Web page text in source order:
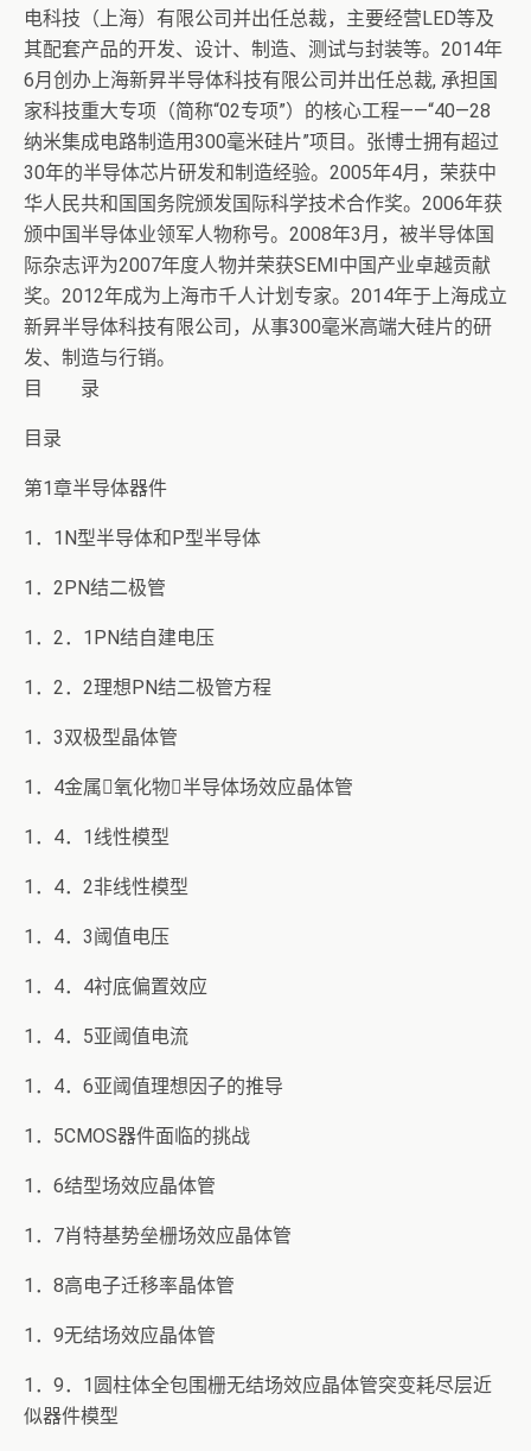
电科技（上海）有限公司并出任总裁，主要经营LED等及
其配套产品的开发、设计、制造、测试与封装等。2014年
6月创办上海新昇半导体科技有限公司并出任总裁, 承担国
家科技重大专项（简称“02专项”）的核心工程——“40—28
纳米集成电路制造用300毫米硅片”项目。张博士拥有超过
30年的半导体芯片研发和制造经验。2005年4月，荣获中
华人民共和国国务院颁发国际科学技术合作奖。2006年获
颁中国半导体业领军人物称号。2008年3月，被半导体国
际杂志评为2007年度人物并荣获SEMI中国产业卓越贡献
奖。2012年成为上海市千人计划专家。2014年于上海成立
新昇半导体科技有限公司，从事300毫米高端大硅片的研
发、制造与行销。
目 录
目录
第1章半导体器件
1．1N型半导体和P型半导体
1．2PN结二极管
1．2．1PN结自建电压
1．2．2理想PN结二极管方程
1．3双极型晶体管
1．4金属氧化物半导体场效应晶体管
1．4．1线性模型
1．4．2非线性模型
1．4．3阈值电压
1．4．4衬底偏置效应
1．4．5亚阈值电流
1．4．6亚阈值理想因子的推导
1．5CMOS器件面临的挑战
1．6结型场效应晶体管
1．7肖特基势垒栅场效应晶体管
1．8高电子迁移率晶体管
1．9无结场效应晶体管
1．9．1圆柱体全包围栅无结场效应晶体管突变耗尽层近
似器件模型